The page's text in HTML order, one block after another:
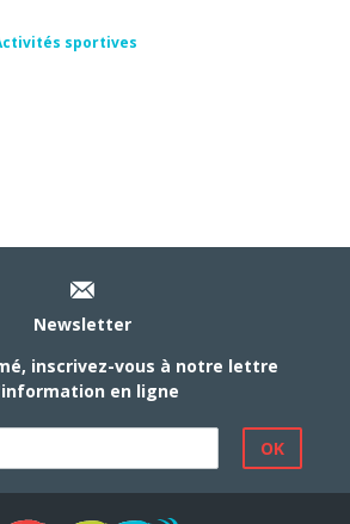
sportives
Newsletter
inscrivez-vous à notre lettre
en ligne